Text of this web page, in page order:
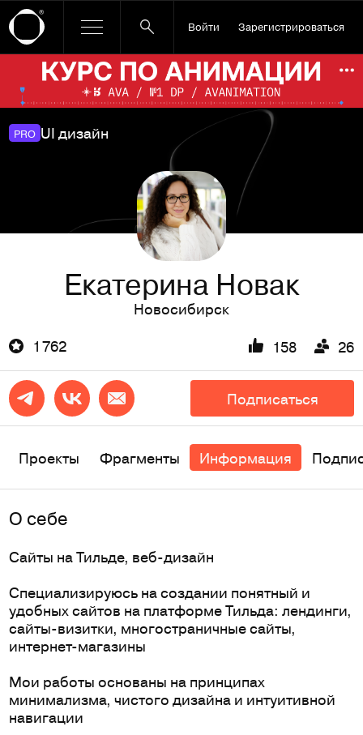
Войти Зарегистрироваться
Ссылка баннера
PRO UI дизайн
Екатерина Новак
Новосибирск
1 762
158 26
Подписаться
Проекты Фрагменты Информация
O себе
Сайты на Тильде, веб-дизайн
Специализируюсь на создании понятный и
удобных сайтов на платформе Тильда: лендинги,
сайты-визитки, многостраничные сайты,
интернет-магазины
Мои работы основаны на принципах
минимализма, чистого дизайна и интуитивной
навигации